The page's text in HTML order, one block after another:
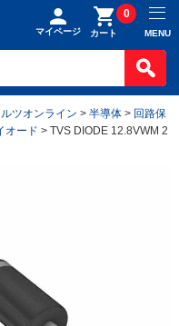
マイページ カート
0
MENU
ツオンライン > 半導体 > 回路保
オード > TVS DIODE 12.8VWM 2